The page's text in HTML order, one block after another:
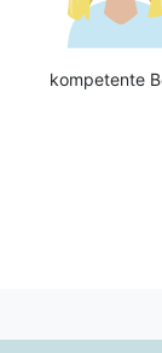
kompetente